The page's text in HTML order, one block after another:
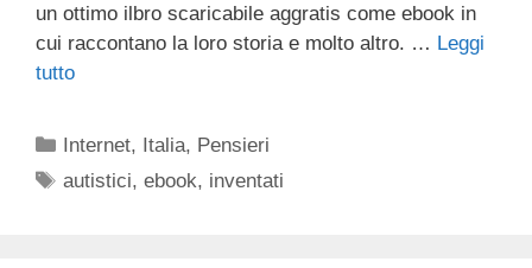
un ottimo ilbro scaricabile aggratis come ebook in
cui raccontano la loro storia e molto altro. … Leggi
tutto
Categorie
Internet, Italia, Pensieri
Tag
autistici,ebook, inventati